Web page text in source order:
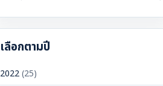
เลือกตามปี
2022(25)